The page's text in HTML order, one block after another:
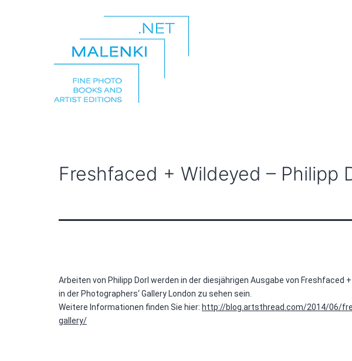
Freshfaced + Wildeyed – Philipp
Arbeiten von Philipp Dorl werden in der diesjährigen Ausgabe von Freshfaced
in der Photographers‘ Gallery London zu sehen sein.
Weitere Informationen finden Sie hier: http://blog.artsthread.com/2014/06/
gallery/